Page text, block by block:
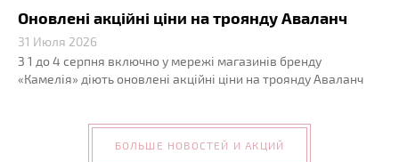
Оновлені акційні ціни на троянду Аваланч
31 Июля 2026
З 1 до 4 серпня включно у мережі магазинів бренду
«Камелія» діють оновлені акційні ціни на троянду Аваланч
БОЛЬШЕ НОВОСТЕЙ И АКЦИЙ